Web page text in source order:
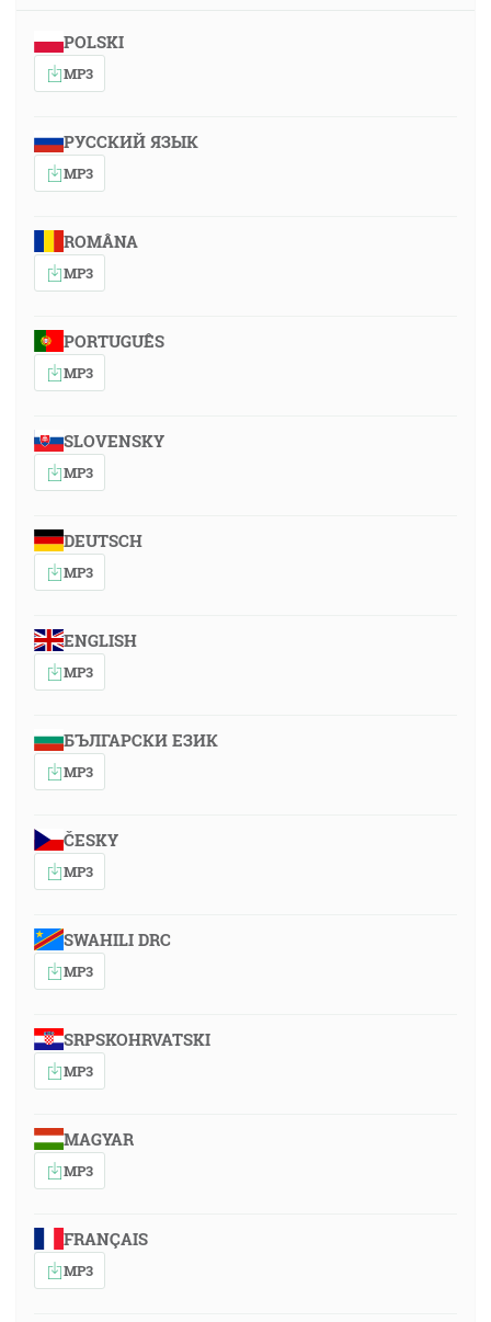
POLSKI
MP3
РУССКИЙ ЯЗЫК
MP3
ROMÂNA
MP3
PORTUGUÊS
MP3
SLOVENSKY
MP3
DEUTSCH
MP3
ENGLISH
MP3
БЪЛГАРСКИ ЕЗИК
MP3
ČESKY
MP3
SWAHILI DRC
MP3
SRPSKOHRVATSKI
MP3
MAGYAR
MP3
FRANÇAIS
MP3